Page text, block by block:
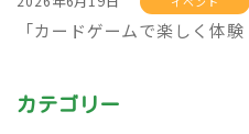
「カードゲームで楽しく体
カテゴリー